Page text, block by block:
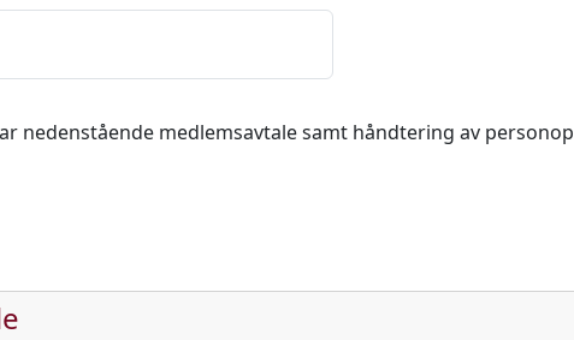
nedenstående medlemsavtale samt håndtering av